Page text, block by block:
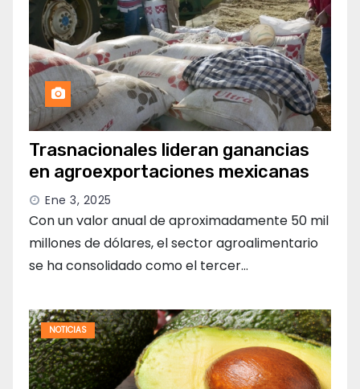
Trasnacionales lideran ganancias
en agroexportaciones mexicanas
Ene 3, 2025
Con un valor anual de aproximadamente 50 mil
millones de dólares, el sector agroalimentario
se ha consolidado como el tercer…
NOTICIAS